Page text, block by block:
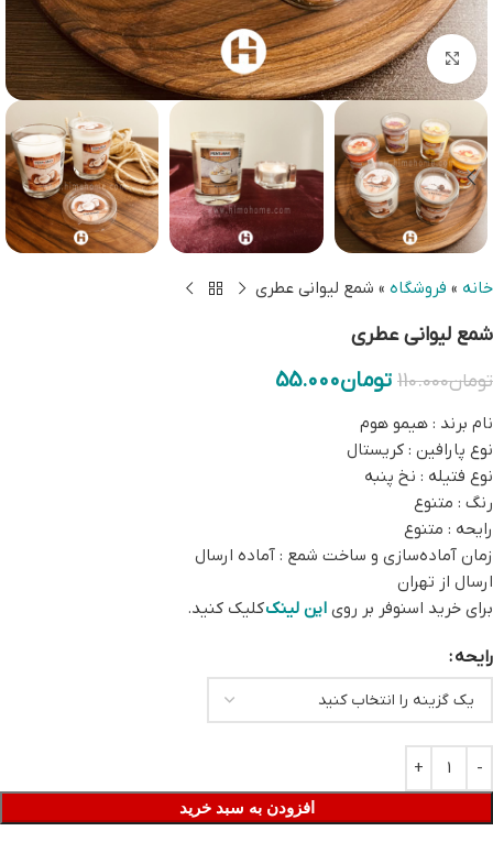
بزرگنمایی تصویر
خانه » فروشگاه » شمع لیوانی عطری
شمع لیوانی عطری
تومان110.000 تومان55.000
نام برند : هیمو هوم
نوع پارافین : کریستال
نوع فتیله : نخ پنبه
رنگ : متنوع
رایحه : متنوع
زمان آماده‌سازی و ساخت شمع : آماده ارسال
ارسال از تهران
برای خرید اسنوفر بر روی این لینککلیک کنید.
رایحه
افزودن به سبد خرید